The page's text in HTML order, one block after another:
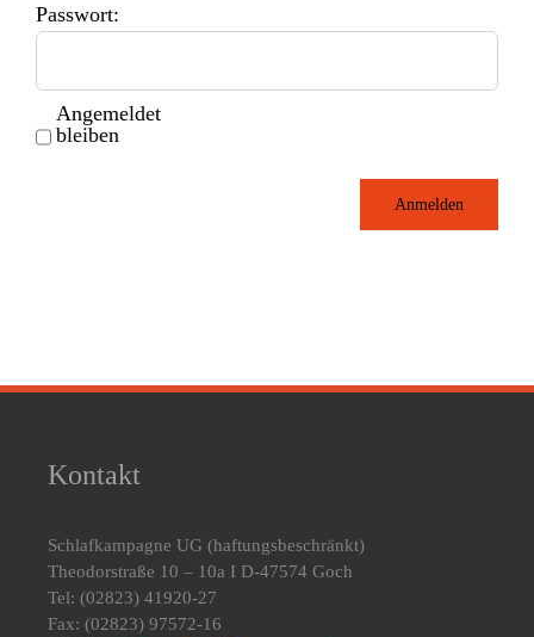
Passwort:
Angemeldet
bleiben
Anmelden
Kontakt
Schlafkampagne UG (haftungsbeschränkt)
Theodorstraße 10 – 10a I D-47574 Goch
Tel: (02823) 41920-27
Fax: (02823) 97572-16